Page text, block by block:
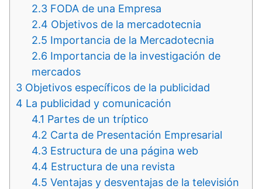
2.3 FODA de una Empresa
2.4 Objetivos de la mercadotecnia
2.5 Importancia de la Mercadotecnia
2.6 Importancia de la investigación de
mercados
3 Objetivos específicos de la publicidad
4 La publicidad y comunicación
4.1 Partes de un tríptico
4.2 Carta de Presentación Empresarial
4.3 Estructura de una página web
4.4 Estructura de una revista
4.5 Ventajas y desventajas de la televisión